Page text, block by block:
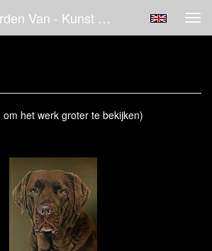
Nel Van Wijngaarden Van - Kunst Kopen
het werk groter te bekijken)